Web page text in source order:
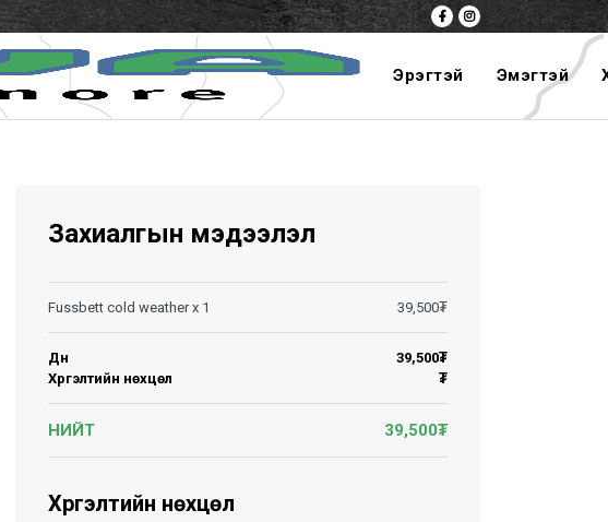
Эрэгтэй Эмэгтэй
Захиалгын мэдээлэл
Fussbett cold weatherx 1 39,500₮
Дүн 39,500₮
Хүргэлтийн нөхцөл
₮
НИЙТ 39,500₮
Хүргэлтийн нөхцөл